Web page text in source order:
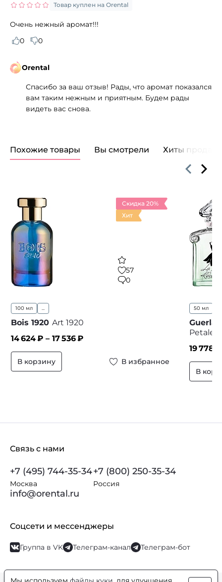
Товар куплен на Orental
Очень нежный аромат!!!
0
0
Orental
Спасибо за ваш отзыв! Рады, что аромат показался
вам таким нежным и приятным. Будем рады
видеть вас снова.
Похожие товары Вы смотрели Хиты продаж
Скидка 20%
Хит
57
0
100 мл
Bois 1920 Art 1920
14 624₽ – 17 536₽
В корзину В избранное
50 мл
Petales
19 778
В
Связь с нами
+7 (495) 744-35-34
Москва
+7 (800) 250-35-34
Россия
info@orental.ru
Соцсети и мессенджеры
Группа в VK Телеграм-канал Телеграм-бот